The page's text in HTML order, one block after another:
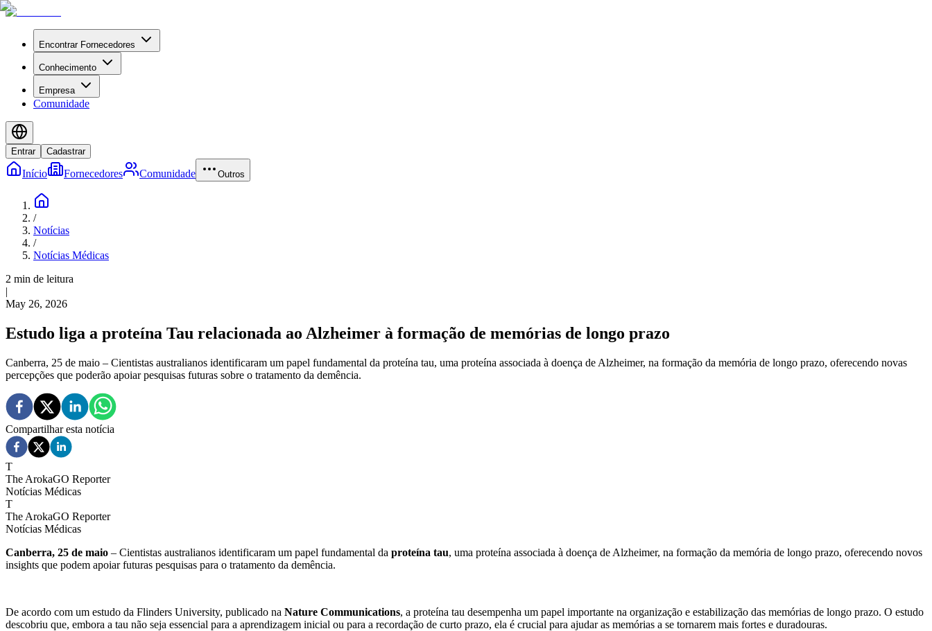
Encontrar Fornecedores
Conhecimento
Empresa
Comunidade
Entrar Cadastrar
Início Fornecedores Comunidade Outros
/
Notícias
/
Notícias Médicas
2 min de leitura
|
May 26, 2026
Estudo liga a proteína Tau relacionada ao Alzheimer à formação de memórias de longo prazo
Canberra, 25 de maio – Cientistas australianos identificaram um papel fundamental da proteína tau, uma proteína associada à doença de Alzheimer, na formação da memória de longo prazo, oferecendo novas
percepções que poderão apoiar pesquisas futuras sobre o tratamento da demência.
Compartilhar esta notícia
T
The ArokaGO Reporter
Notícias Médicas
T
The ArokaGO Reporter
Notícias Médicas
Canberra, 25 de maio – Cientistas australianos identificaram um papel fundamental da proteína tau, uma proteína associada à doença de Alzheimer, na formação da memória de longo prazo, oferecendo novos
insights que podem apoiar futuras pesquisas para o tratamento da demência.
De acordo com um estudo da Flinders University, publicado na Nature Communications, a proteína tau desempenha um papel importante na organização e estabilização das memórias de longo prazo. O estudo
descobriu que, embora a tau não seja essencial para a aprendizagem inicial ou para a recordação de curto prazo, ela é crucial para ajudar as memórias a se tornarem mais fortes e duradouras.